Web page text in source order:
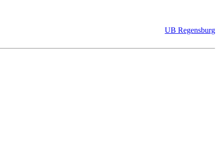
UB Regensburg